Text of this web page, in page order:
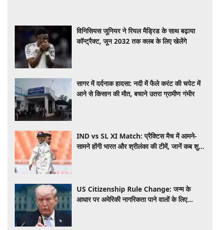
विनिसियस जूनियर ने रियल मैड्रिड के साथ बढ़ाया
कॉन्ट्रैक्ट, जून 2032 तक क्लब के लिए खेलेंगे
सागर में दर्दनाक हादसा: नदी में फैले करंट की चपेट में
आने से किसान की मौत, बचाने उतरा ग्रामीण गंभीर
IND vs SL XI Match: प्रैक्टिस मैच में आमने-
सामने होंगी भारत और श्रीलंका की टीमें, जानें कब शुरू
US Citizenship Rule Change: जन्म के
आधार पर अमेरिकी नागरिकता पाने वालों के लिए